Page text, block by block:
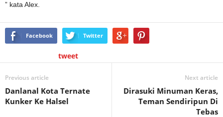
” kata Alex.
Facebook Twitter
tweet
Previous article
Danlanal Kota Ternate
Kunker Ke Halsel
Next article
Dirasuki Minuman Keras,
Teman Sendiripun Di
Tebas